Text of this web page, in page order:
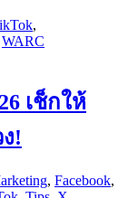
,
WARC
เช็กให้
!
, Facebook,